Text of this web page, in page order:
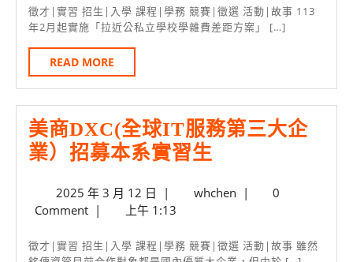
生
年
減
3.5
萬
學
雜
方
案
說
月
29
徵才|實習 招生|入學 課程|學務 競賽|徵選 活動|故事 113
年2月起實施「拉近公私立學校學雜費差距方案」 […]
READ MORE
MORE
美商DXC(全球IT服務第三大企
業）招募本系實習生
DXC(全
IT
2025 年 3 月 12 日 2025
年
月
| whchenwhchen
|
0
Comment | 上午 1:13
徵才|實習 招生|入學 課程|學務 競賽|徵選 活動|故事 雖然